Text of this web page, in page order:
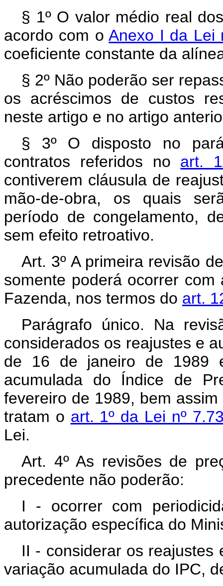
§ 1º O valor médio real
acordo com oAnexo I da Lei
coeficiente constante da
§ 2º Não poderão ser
os acréscimos de custos
neste artigo e no artigo
§ 3º O disposto no
contratos referidos no art.
contiverem cláusula de
mão-de-obra, os quais
período de congelamento,
sem efeito retroativo.
Art. 3º A primeira revisão
somente poderá ocorrer
Fazenda, nos termos do art.
Parágrafo único. Na
considerados os reajustes e
de 16 de janeiro de 1989
acumulada do Índice de
fevereiro de 1989, bem
tratam o art. 1º da Lei nº
Lei.
Art. 4º As revisões de
precedente não poderão:
I - ocorrer com
autorização específica do
II - considerar os reajustes
variação acumulada do IPC,